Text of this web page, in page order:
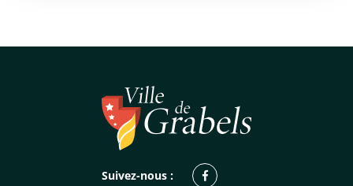
Suivez-nous : Facebook